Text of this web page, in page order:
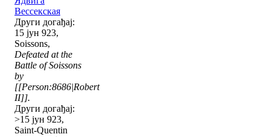
Вессекская
Други догађај:
15 јун 923,
Soissons,
Defeated at the
Battle of Soissons
by
[[Person:8686|Robert
II]].
Други догађај:
>15 јун 923,
Saint-Quentin